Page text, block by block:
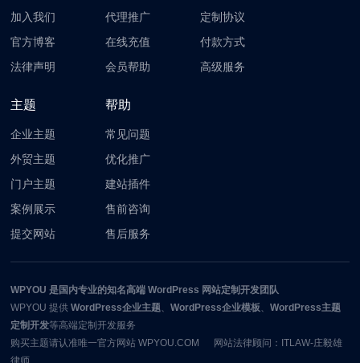
加入我们
官方博客
法律声明
代理推广
在线充值
会员帮助
定制协议
付款方式
高级服务
主题
企业主题
外贸主题
门户主题
案例展示
提交网站
帮助
常见问题
优化推广
建站插件
售前咨询
售后服务
WPYOU 是国内专业的知名高端 WordPress 网站定制开发团队
WPYOU 提供WordPress企业主题 、WordPress企业模板 、WordPress主题
定制开发等高端定制开发服务
购买主题请认准唯一官方网站 WPYOU.COM 网站法律顾问：ITLAW-庄毅雄
律师